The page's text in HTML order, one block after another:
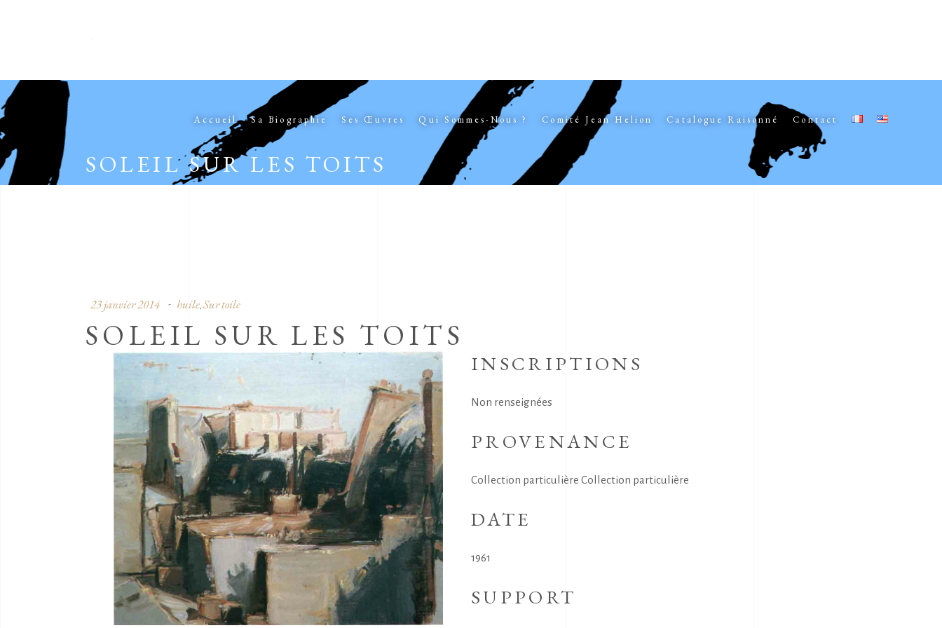
Accueil Sa Biographie Ses Œuvres Qui Sommes-Nous ? Comité Jean Helion Catalogue Raisonné Contact
SOLEIL SUR LES TOITS
23 janvier 2014 huile, Sur toile
SOLEIL SUR LES TOITS
INSCRIPTIONS
Non renseignées
PROVENANCE
Collection particulière Collection particulière
DATE
1961
SUPPORT